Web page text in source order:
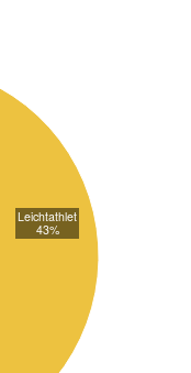
Leichtathlet
43%